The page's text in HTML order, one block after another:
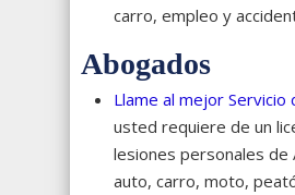
carro, empleo y
Abogados
Llame al mejor Servicio
usted requiere de un
lesiones personales de
auto, carro, moto,